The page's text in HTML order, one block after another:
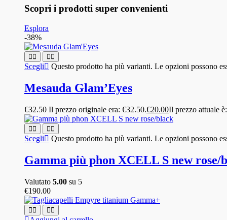
Scopri i prodotti super convenienti
Esplora
-38%
Scegli Questo prodotto ha più varianti. Le opzioni possono
Mesauda Glam’Eyes
€32.50 Il prezzo originale era: €32.50.€20.00Il prezzo attuale
Scegli Questo prodotto ha più varianti. Le opzioni possono
Gamma più phon XCELL S new rose/
Valutato 5.00 su 5
€190.00